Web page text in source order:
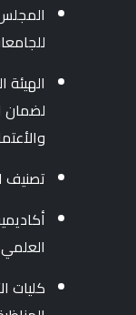
الهيئة
لضمان
تصنيف
العلمي
كليات